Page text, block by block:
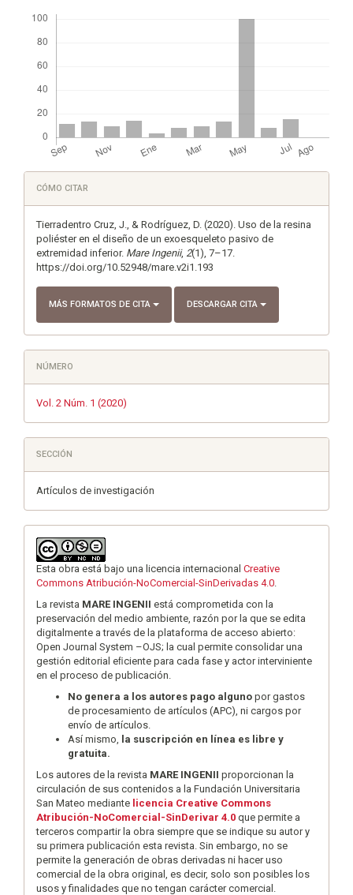
Detalles
del
artículo
CÓMO CITAR
Tierradentro Cruz, J., & Rodríguez, D. (2020). Uso de la resina
poliéster en el diseño de un exoesqueleto pasivo de
extremidad inferior. Mare Ingenii, 2(1), 7–17.
https://doi.org/10.52948/mare.v2i1.193
MÁS FORMATOS DE CITA DESCARGAR CITA
NÚMERO
Vol. 2 Núm. 1 (2020)
SECCIÓN
Artículos de investigación
Esta obra está bajo una licencia internacional Creative
Commons Atribución-NoComercial-SinDerivadas 4.0
La revista MARE INGENII está comprometida con la
preservación del medio ambiente, razón por la que se edita
digitalmente a través de la plataforma de acceso abierto:
Open Journal System –OJS; la cual permite consolidar una
gestión editorial eﬁciente para cada fase y actor interviniente
en el proceso de publicación.
No genera a los autores pago alguno por gastos
de procesamiento de artículos (APC), ni cargos por
envío de artículos.
Así mismo,
la suscripción en línea es libre y
gratuita.
Los autores de la revista MARE INGENII proporcionan la
circulación de sus contenidos a la Fundación Universitaria
San Mateo mediante licencia Creative Commons
Atribución-NoComercial-SinDerivar 4.0 que permite a
terceros compartir la obra siempre que se indique su autor y
su primera publicación esta revista. Sin embargo, no se
permite la generación de obras derivadas ni hacer uso
comercial de la obra original, es decir, solo son posibles los
usos y finalidades que no tengan carácter comercial.